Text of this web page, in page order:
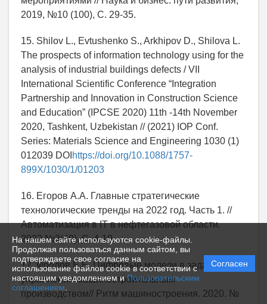
На нашем сайте используются cookie-файлы.
Продолжая пользоваться данным сайтом, вы
подтверждаете свое согласие на
использование файлов cookie в соответствии с
настоящим уведомлением иПользовательским
соглашением
Согласен
2019, №10 (100), С. 29-35.
15. Shilov L., Evtushenko S., Arkhipov D., Shilova L.
The prospects of information technology using for the
analysis of industrial buildings defects / VII
International Scientific Conference “Integration
Partnership and Innovation in Construction Science
and Education” (IPCSE 2020) 11th -14th November
2020, Tashkent, Uzbekistan // (2021) IOP Conf.
Series: Materials Science and Engineering 1030 (1)
012039 DOI https://doi.org/10.1088/1757-
899X/1030/1/01203
16. Егоров А.А. Главные стратегические
технологические тренды на 2022 год. Часть 1. //
Автоматизация в IT в нефтегазовой области.
2022.№3(49). С. 4-19.
17. Фролов Е.Б. Цифровые модели в задачах
управления машиностроительным
производством// Ритм машиностроения. 2020. №